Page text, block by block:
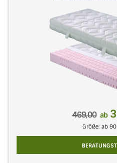
469,00 ab
Größe: ab